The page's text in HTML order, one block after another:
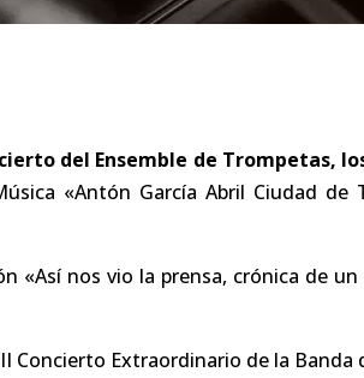
del Ensemble de Trompetas,
«Antón García Abril Ciudad
«Así nos vio la prensa, crónica de
Concierto Extraordinario de la Banda